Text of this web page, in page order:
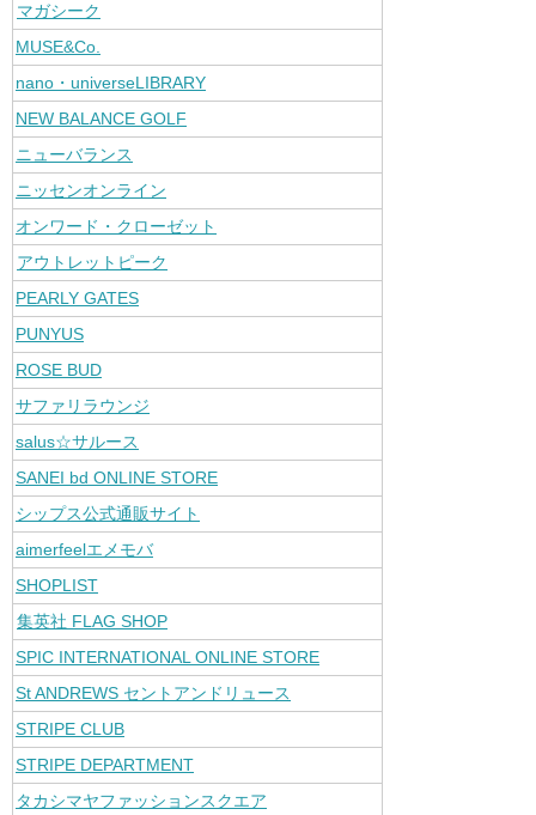
マガシーク
MUSE&Co.
nano・universeLIBRARY
NEW BALANCE GOLF
ニューバランス
ニッセンオンライン
オンワード・クローゼット
アウトレットピーク
PEARLY GATES
PUNYUS
ROSE BUD
サファリラウンジ
salus☆サルース
SANEI bd ONLINE STORE
シップス公式通販サイト
aimerfeelエメモバ
SHOPLIST
集英社 FLAG SHOP
SPIC INTERNATIONAL ONLINE STORE
St ANDREWS セントアンドリュース
STRIPE CLUB
STRIPE DEPARTMENT
タカシマヤファッションスクエア